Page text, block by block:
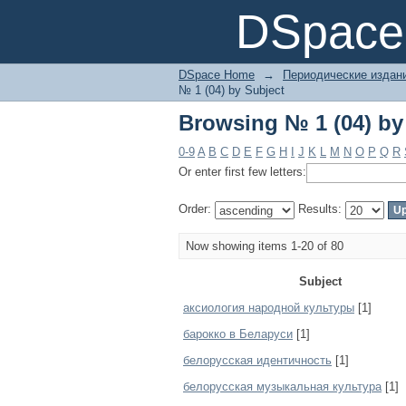
Browsing № 1 (04) by
DSpace Home → Периодические
№ 1 (04) by Subject
Browsing № 1 (04)
0-9 A B C D E F G H J K L M N O P Q R
Or enter first few letters:
Order: Results:
Now showing items 1-20 of 80
Subject
аксиология народной культуры [1]
барокко в Беларуси [1]
белорусская идентичность [1]
белорусская музыкальная культура[1]